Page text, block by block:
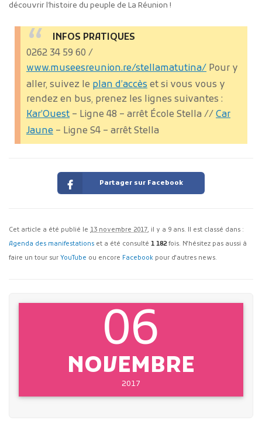
découvrir l’histoire du peuple de La Réunion !
INFOS PRATIQUES
0262 34 59 60 /
www.museesreunion.re/stellamatutina/ Pour y
aller, suivez le plan d’accès et si vous vous y
rendez en bus, prenez les lignes suivantes :
Kar’Ouest – Ligne 48 – arrêt École Stella // Car
Jaune – Ligne S4 – arrêt Stella
Partager sur Facebook
Cet article a été publié le 13 novembre 2017, il y a 9 ans. Il est classé dans :
Agenda des manifestations et a été consulté 1 182fois. N'hésitez pas aussi à
faire un tour sur YouTube ou encore Facebook pour d'autres news.
06
NOVEMBRE
2017